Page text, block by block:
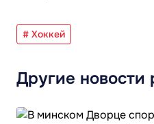
# Хоккей
Другие новости